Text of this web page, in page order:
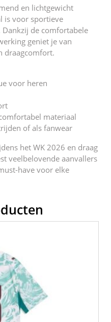
en lichtgewicht
is voor sportieve
de comfortabele
geniet je van
draagcomfort.
voor heren
materiaal
of als fanwear
het WK 2026 en draag
veelbelovende aanvallers
have voor elke